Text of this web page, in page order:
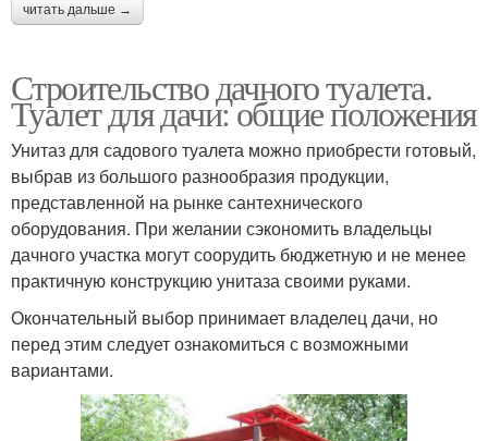
читать дальше →
Строительство дачного туалета.
Туалет для дачи: общие положения
Унитаз для садового туалета можно приобрести готовый,
выбрав из большого разнообразия продукции,
представленной на рынке сантехнического
оборудования. При желании сэкономить владельцы
дачного участка могут соорудить бюджетную и не менее
практичную конструкцию унитаза своими руками.
Окончательный выбор принимает владелец дачи, но
перед этим следует ознакомиться с возможными
вариантами.